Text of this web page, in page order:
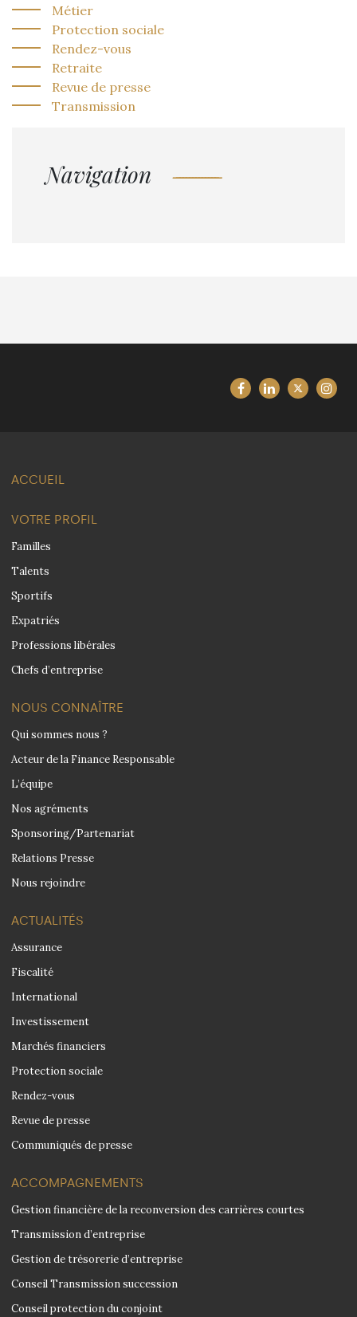
Métier
Protection sociale
Rendez-vous
Retraite
Revue de presse
Transmission
Navigation
ACCUEIL
VOTRE PROFIL
Familles
Talents
Sportifs
Expatriés
Professions libérales
Chefs d’entreprise
NOUS CONNAÎTRE
Qui sommes nous ?
Acteur de la Finance Responsable
L’équipe
Nos agréments
Sponsoring/Partenariat
Relations Presse
Nous rejoindre
ACTUALITÉS
Assurance
Fiscalité
International
Investissement
Marchés financiers
Protection sociale
Rendez-vous
Revue de presse
Communiqués de presse
ACCOMPAGNEMENTS
Gestion financière de la reconversion des carrières courtes
Transmission d’entreprise
Gestion de trésorerie d’entreprise
Conseil Transmission succession
Conseil protection du conjoint